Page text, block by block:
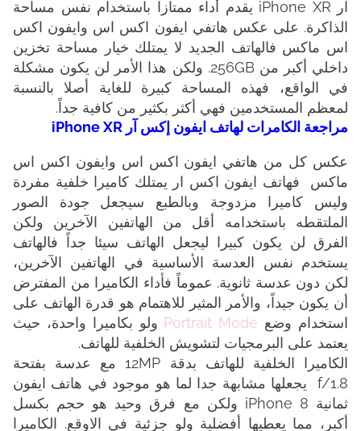
آر iPhone XR يقدم أداء ممتازاً باستخدام نفس مساحة
الذاكرة. على عكس هاتفي ايفون اكس اس وايفون اكس
اس ماكس فالهاتف الجديد لا يمتلك خيار مساحة تخزين
داخلي أكبر من 256GB. ولكن هذا الأمر لن يكون مشكلة
في الواقع، فهذه المساحة كبيرة للغاية أصلا بالنسبة
لمعظم المستخدمين فهي أكثر بكثير من كافية جداً.
مراجعة الكامرات لهاتف ايفون إكس آر iPhone XR
عكس كل من هاتفي ايفون اكس اس وايفون اكس اس
ماكس فهاتف ايفون اكس ار يمتلك كاميرا خلفية مفردة
وليس كاميرا مزدوجة وبالطبع سيجعل جودة الصور
الملتقطه باستخدامه أقل من الهاتفين الآخرين ولكن
الفرق لن يكون كبيرا ليجعل الهاتف سيئا جداً فالهاتف
يستخدم نفس العدسة الأساسية في الهاتفين الآخرين،
لكن دون عدسة ثانوية. عموماً فأداء الكاميرا من المفترض
أن يكون جيداً، والأمر المثير للاهتمام هو قدرة الهاتف على
استخدام وضع Portrait Mode ولو بكاميرا واحدة، حيث
يعتمد على البرمجيات لتشويش الخلفية للهاتف.
الكاميرا الخلفية للهاتف بدقة 12MP مع عدسة بفتحة
f/1.8 يجعلها مشابهة جدا لما هو موجود في هاتف ايفون
ثمانية iPhone 8 ولكن مع فرق وحيد هو حجم بكسل
أكبر، مما يعطيها أفضلية ولو جزئية في الاوقع. الكاميرا